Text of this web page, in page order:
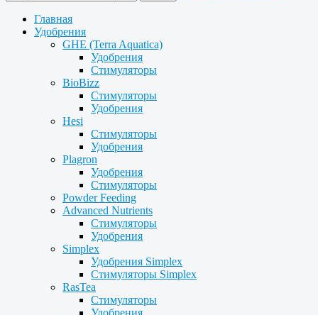
Главная
Удобрения
GHE (Terra Aquatica)
Удобрения
Стимуляторы
BioBizz
Стимуляторы
Удобрения
Hesi
Стимуляторы
Удобрения
Plagron
Удобрения
Стимуляторы
Powder Feeding
Advanced Nutrients
Стимуляторы
Удобрения
Simplex
Удобрения Simplex
Стимуляторы Simplex
RasTea
Стимуляторы
Удобрения